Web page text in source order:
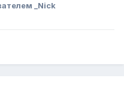
_Nick